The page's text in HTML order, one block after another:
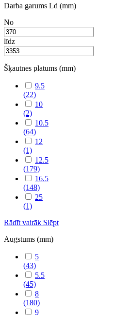
Darba garums Ld (mm)
No
līdz
Šķautnes platums (mm)
9.5
(22)
10
(2)
10.5
(64)
12
(1)
12.5
(179)
16.5
(148)
25
(1)
Rādīt vairāk Slēpt
Augstums (mm)
5
(43)
5.5
(45)
8
(180)
9